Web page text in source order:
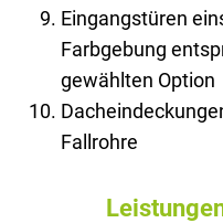
Eingangstüren
Farbgebung
gewählten Option
Fallrohre